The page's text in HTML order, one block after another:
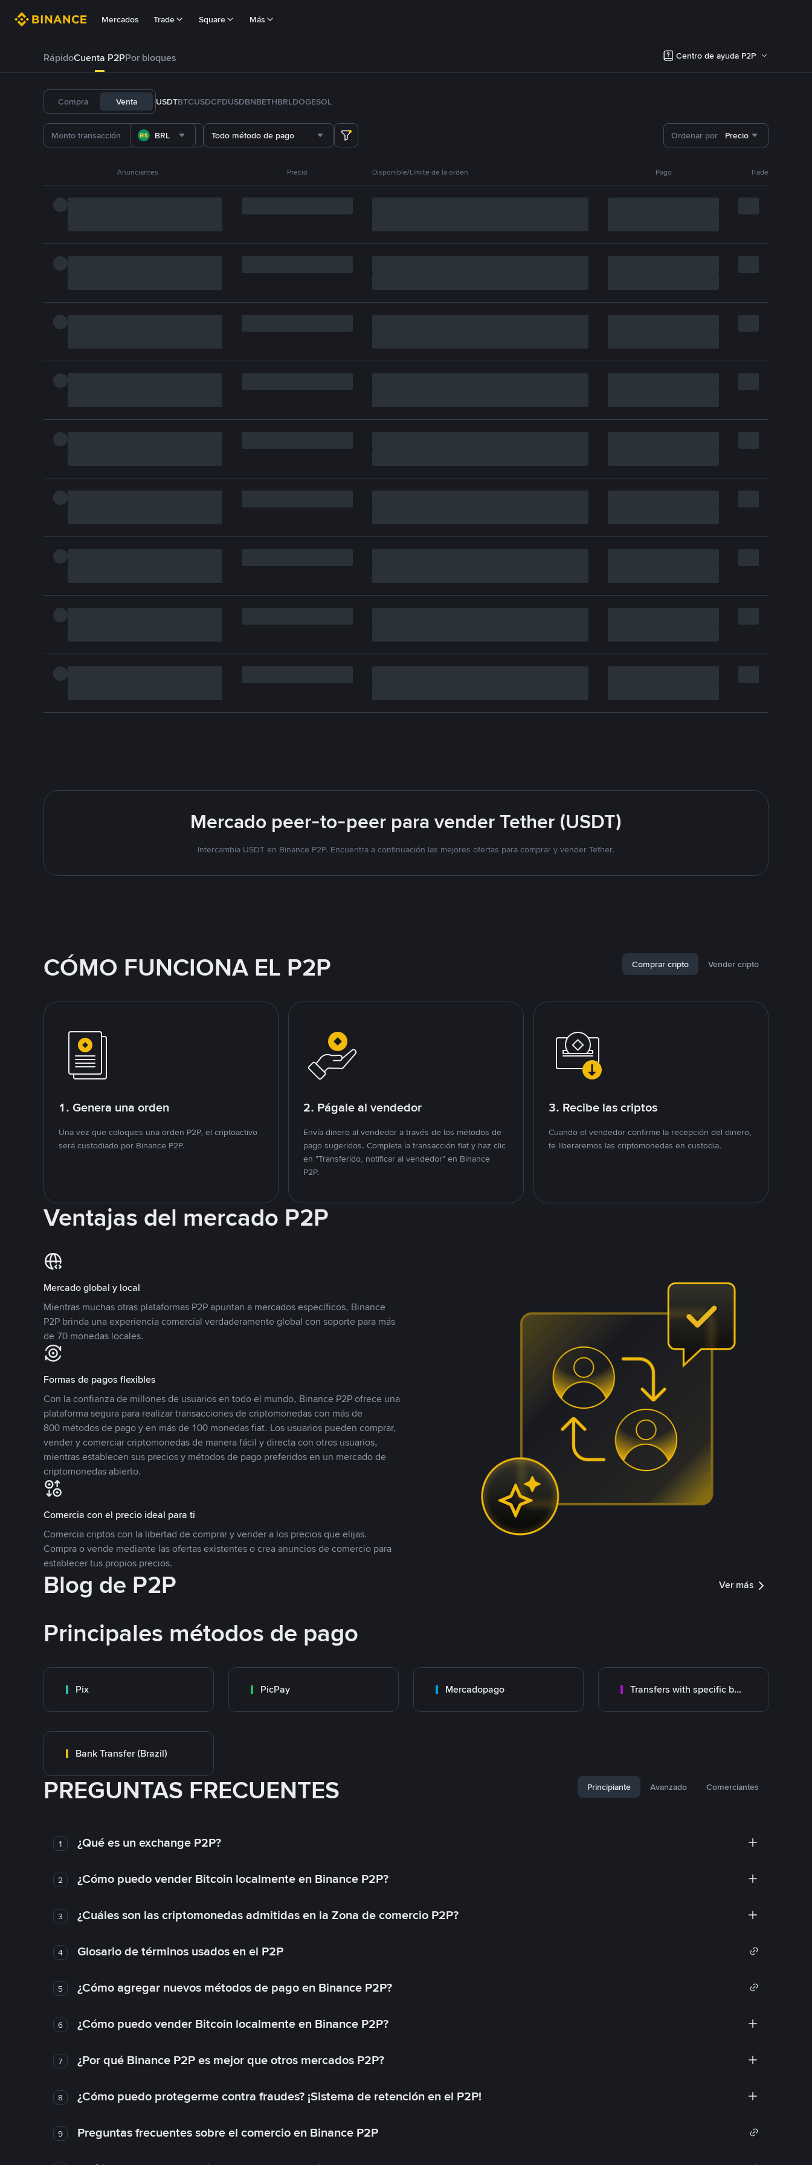
Mercados Trade Square Más
RápidoCuenta P2PPor bloques Centro de ayuda P2P
Compra Venta USDTBTCUSDCFDUSDBNBETHBRLDOGESOL
BRL Todo método de pago Ordenar por Precio
Anunciantes Precio Disponible/Límite de la orden Pago Trade
Mercado peer-to-peer para vender Tether (USDT)
Intercambia USDT en Binance P2P. Encuentra a continuación las mejores ofertas para comprar y vender Tether.
CÓMO FUNCIONA EL P2P Comprar cripto Vender cripto
1. Genera una orden
Una vez que coloques una orden P2P, el criptoactivo
será custodiado por Binance P2P.
2. Págale al vendedor
Envía dinero al vendedor a través de los métodos de
pago sugeridos. Completa la transacción fiat y haz clic
en "Transferido, notificar al vendedor" en Binance
P2P.
3. Recibe las criptos
Cuando el vendedor confirme la recepción del dinero,
te liberaremos las criptomonedas en custodia.
Ventajas del mercado P2P
Mercado global y local
Mientras muchas otras plataformas P2P apuntan a mercados específicos, Binance
P2P brinda una experiencia comercial verdaderamente global con soporte para más
de 70 monedas locales.
Formas de pagos flexibles
Con la confianza de millones de usuarios en todo el mundo, Binance P2P ofrece una
plataforma segura para realizar transacciones de criptomonedas con más de
800 métodos de pago y en más de 100 monedas fiat. Los usuarios pueden comprar,
vender y comerciar criptomonedas de manera fácil y directa con otros usuarios,
mientras establecen sus precios y métodos de pago preferidos en un mercado de
criptomonedas abierto.
Comercia con el precio ideal para ti
Comercia criptos con la libertad de comprar y vender a los precios que elijas.
Compra o vende mediante las ofertas existentes o crea anuncios de comercio para
establecer tus propios precios.
Blog de P2P Ver más
Principales métodos de pago
Pix PicPay Mercadopago Transfers with specific bank
Bank Transfer (Brazil)
PREGUNTAS FRECUENTES Principiante Avanzado Comerciantes
1 ¿Qué es un exchange P2P?
2 ¿Cómo puedo vender Bitcoin localmente en Binance P2P?
3 ¿Cuáles son las criptomonedas admitidas en la Zona de comercio P2P?
4 Glosario de términos usados en el P2P
5 ¿Cómo agregar nuevos métodos de pago en Binance P2P?
6 ¿Cómo puedo vender Bitcoin localmente en Binance P2P?
7 ¿Por qué Binance P2P es mejor que otros mercados P2P?
8 ¿Cómo puedo protegerme contra fraudes? ¡Sistema de retención en el P2P!
9 Preguntas frecuentes sobre el comercio en Binance P2P